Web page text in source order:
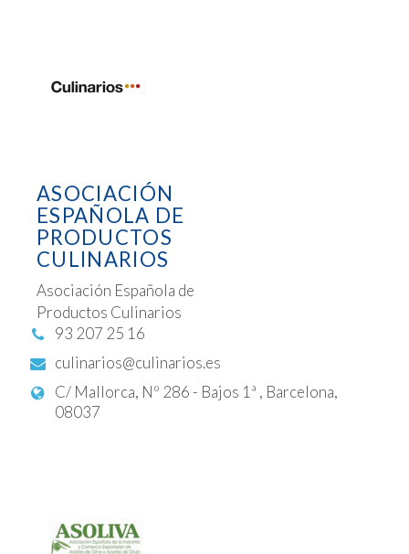
ASOCIACIÓN
ESPAÑOLA DE
PRODUCTOS
CULINARIOS
Asociación Española de
Productos Culinarios
93 207 25 16
culinarios@culinarios.es
C/ Mallorca, Nº 286 - Bajos 1ª , Barcelona,
08037